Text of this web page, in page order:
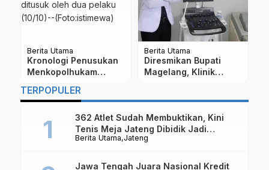
Berita Utama
Ini Program Unggulan
Paslon Zaroh Jika
Magelang
Berita Utama
Ada Dua Bisnis
Property Bakal Moncer
…
TERPOPULER
Berita Utama Jateng
362 Atlet Sudah Membuktikan, Kini
Tenis Meja Jateng Dibidik Jadi
Kekuatan Nasional
Jawa Tengah Juara Nasional Kredit